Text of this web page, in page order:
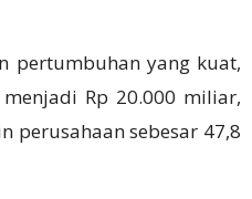
pertumbuhan yang kuat,
Rp 20.000 miliar,
perusahaan sebesar 47,8